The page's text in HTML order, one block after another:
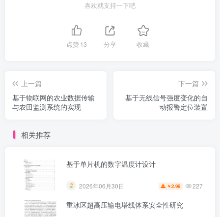
喜欢就支持一下吧
点赞13 分享 收藏
上一篇
基于物联网的农业数据传输
与农田监测系统的实现
下一篇
基于无线信号强度变化的自
动报警定位装置
相关推荐
基于单片机的数字温度计设计
2026年06月30日 ￥2.99 227
重冰区超高压输电塔线体系安全性研究